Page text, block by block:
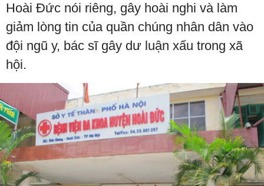
Hoài Đức nói riêng, gây hoài nghi và làm
giảm lòng tin của quần chúng nhân dân vào
đội ngũ y, bác sĩ gây dư luận xấu trong xã
hội.